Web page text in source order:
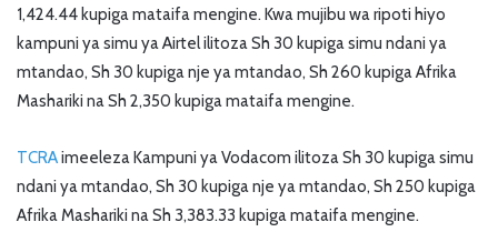
1,424.44 kupiga mataifa mengine. Kwa mujibu wa ripoti hiyo
kampuni ya simu ya Airtel ilitoza Sh 30 kupiga simu ndani ya
mtandao, Sh 30 kupiga nje ya mtandao, Sh 260 kupiga Afrika
Mashariki na Sh 2,350 kupiga mataifa mengine.
TCRAimeeleza Kampuni ya Vodacom ilitoza Sh 30 kupiga simu
ndani ya mtandao, Sh 30 kupiga nje ya mtandao, Sh 250 kupiga
Afrika Mashariki na Sh 3,383.33 kupiga mataifa mengine.